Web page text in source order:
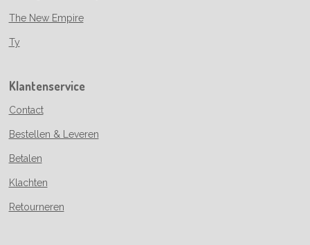
The New Empire
Ty
Klantenservice
Contact
Bestellen & Leveren
Betalen
Klachten
Retourneren